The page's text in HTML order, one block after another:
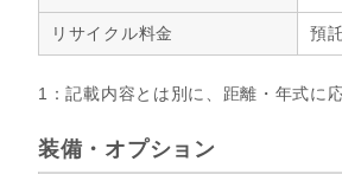
リサイクル料金 預
1：記載内容とは別に、距離・年式に
装備・オプション